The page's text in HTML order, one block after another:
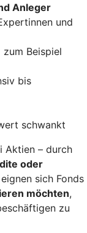
Anleger
und
zum Beispiel
bis
schwankt
Aktien – durch
oder
sich Fonds
möchten,
zu